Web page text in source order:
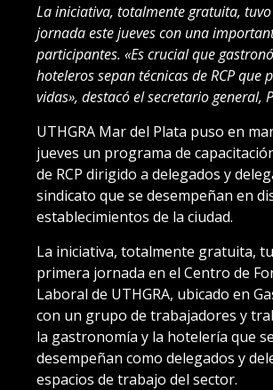
La iniciativa, totalmente gratuita,
jornada este jueves con una
participantes. «Es crucial que
hoteleros sepan técnicas de RCP que
vidas», destacó el secretario general,
UTHGRA Mar del Plata puso en
jueves un programa de
de RCP dirigido a delegados y
sindicato que se desempeñan en
establecimientos de la ciudad.
La iniciativa, totalmente gratuita,
primera jornada en el Centro de
Laboral de UTHGRA, ubicado en
con un grupo de trabajadores y
la gastronomía y la hotelería que se
desempeñan como delegados y
espacios de trabajo del sector.